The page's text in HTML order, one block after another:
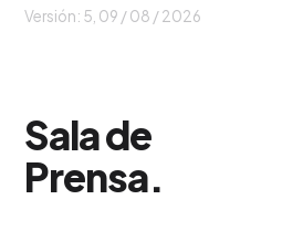
Versión: 5, 09 / 08 / 2026
Sala de
Prensa.